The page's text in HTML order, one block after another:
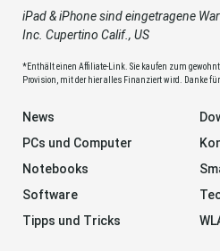
iPad & iPhone sind eingetragene
Inc. Cupertino Calif., US
*Enthält einen Affiliate-Link. Sie kaufen zum
Provision, mit der hier alles Finanziert wird. Danke
News
PCs und Computer
Notebooks
Software
Tipps und Tricks